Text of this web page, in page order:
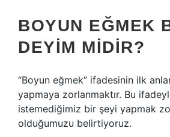
BOYUN EĞMEK
DEYIM MIDIR?
“Boyun eğmek” ifadesinin ilk
yapmaya zorlanmaktır. Bu
istemediğimiz bir şeyi yapmak
olduğumuzu belirtiyoruz.